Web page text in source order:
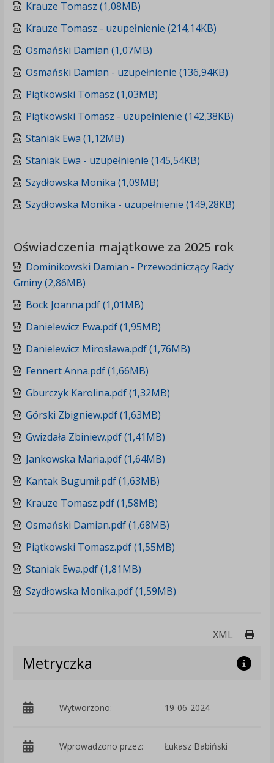
Krauze Tomasz (1,08MB)
Krauze Tomasz - uzupełnienie (214,14KB)
Osmański Damian (1,07MB)
Osmański Damian - uzupełnienie (136,94KB)
Piątkowski Tomasz (1,03MB)
Piątkowski Tomasz - uzupełnienie (142,38KB)
Staniak Ewa (1,12MB)
Staniak Ewa - uzupełnienie (145,54KB)
Szydłowska Monika (1,09MB)
Szydłowska Monika - uzupełnienie (149,28KB)
Oświadczenia majątkowe za 2025 rok
Dominikowski Damian - Przewodniczący Rady
Gminy (2,86MB)
Bock Joanna.pdf (1,01MB)
Danielewicz Ewa.pdf (1,95MB)
Danielewicz Mirosława.pdf (1,76MB)
Fennert Anna.pdf (1,66MB)
Gburczyk Karolina.pdf (1,32MB)
Górski Zbigniew.pdf (1,63MB)
Gwizdała Zbiniew.pdf (1,41MB)
Jankowska Maria.pdf (1,64MB)
Kantak Bugumił.pdf (1,63MB)
Krauze Tomasz.pdf (1,58MB)
Osmański Damian.pdf (1,68MB)
Piątkowski Tomasz.pdf (1,55MB)
Staniak Ewa.pdf (1,81MB)
Szydłowska Monika.pdf (1,59MB)
XML
Metryczka
Wytworzono: 19-06-2024
Wprowadzono przez: Łukasz Babiński